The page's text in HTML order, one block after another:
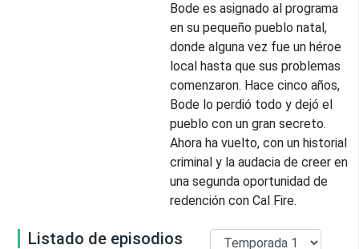
Bode es asignado al programa
en su pequeño pueblo natal,
donde alguna vez fue un héroe
local hasta que sus problemas
comenzaron. Hace cinco años,
Bode lo perdió todo y dejó el
pueblo con un gran secreto.
Ahora ha vuelto, con un historial
criminal y la audacia de creer en
una segunda oportunidad de
redención con Cal Fire.
Listado de episodios